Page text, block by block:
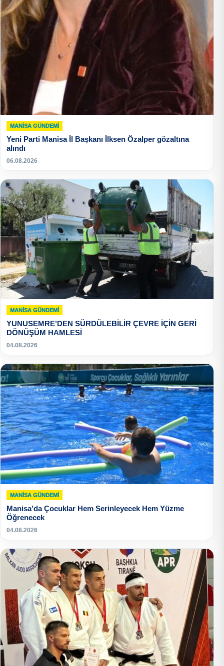
MANISA GÜNDEMI
Yeni Parti Manisa İl Başkanı İlksen Özalper gözaltına
alındı
06.08.2026
MANISA GÜNDEMI
YUNUSEMRE’DEN SÜRDÜLEBİLİR ÇEVRE İÇİN GERİ
DÖNÜŞÜM HAMLESİ
04.08.2026
MANISA GÜNDEMI
Manisa’da Çocuklar Hem Serinleyecek Hem Yüzme
Öğrenecek
04.08.2026